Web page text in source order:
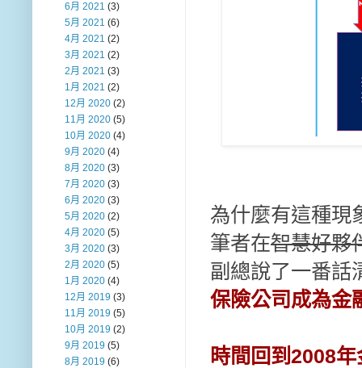
為什麼有這種
筆者在智慧好夥
副總說了一番話
保險公司成為金
時間回到2008
6月 2021 (3)
5月 2021 (6)
4月 2021 (2)
3月 2021 (2)
2月 2021 (3)
1月 2021 (2)
12月 2020 (2)
11月 2020 (5)
10月 2020 (4)
9月 2020 (4)
8月 2020 (3)
7月 2020 (3)
6月 2020 (3)
5月 2020 (2)
4月 2020 (5)
3月 2020 (3)
2月 2020 (5)
1月 2020 (4)
12月 2019 (3)
11月 2019 (5)
10月 2019 (2)
9月 2019 (5)
8月 2019 (6)